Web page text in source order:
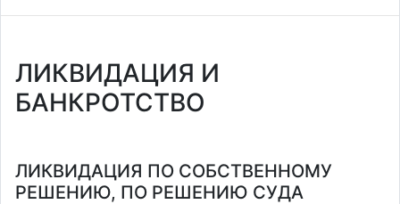
ЛИКВИДАЦИЯ И
БАНКРОТСТВО
ЛИКВИДАЦИЯ ПО СОБСТВЕННОМУ
РЕШЕНИЮ, ПО РЕШЕНИЮ СУДА